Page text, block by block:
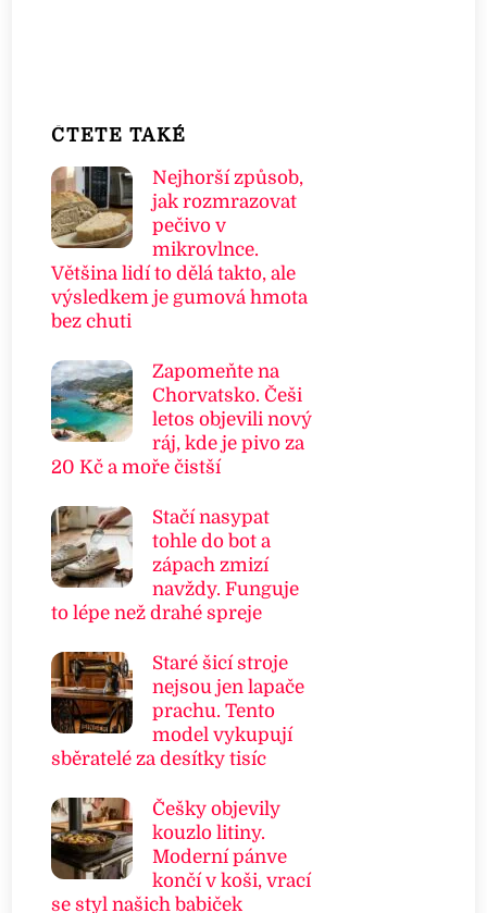
ČTETE TAKÉ
Nejhorší způsob,
jak rozmrazovat
pečivo v
mikrovlnce.
Většina lidí to dělá takto, ale
výsledkem je gumová hmota
bez chuti
Zapomeňte na
Chorvatsko. Češi
letos objevili nový
ráj, kde je pivo za
20 Kč a moře čistší
Stačí nasypat
tohle do bot a
zápach zmizí
navždy. Funguje
to lépe než drahé spreje
Staré šicí stroje
nejsou jen lapače
prachu. Tento
model vykupují
sběratelé za desítky tisíc
Češky objevily
kouzlo litiny.
Moderní pánve
končí v koši, vrací
se styl našich babiček